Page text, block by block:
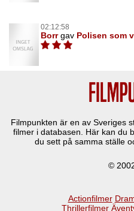
02:12:58
Borrgav Polisen som
Filmpunkten är en av Sveriges
filmer i databasen. Här kan du
du sett på samma ställe
©
Actionfilmer
Thrillerfilmer